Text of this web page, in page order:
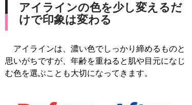
アイラインの色を少し変えるだ
けで印象は変わる
アイラインは、濃い色でしっかり締めるものと
思いがちですが、年齢を重ねると肌や目元になじ
む色を選ぶことも大切になってきます。